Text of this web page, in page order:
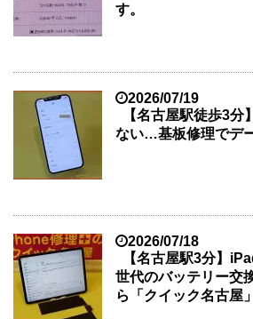
す。
2026/07/19
【名古屋駅徒歩3
ない…基板修理でデ
2026/07/18
【名古屋駅3分】
世代のバッテリー交
ら「クイック名古屋」